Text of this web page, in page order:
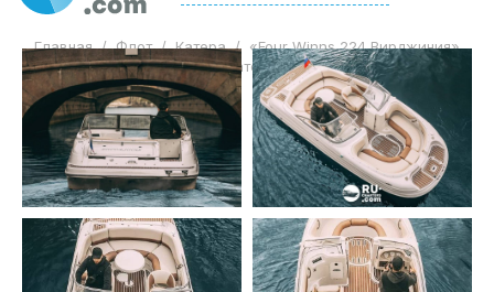
Главная / Флот / Катера / «Four Winns 224 Вирджиния»
Аренда катера в СПб